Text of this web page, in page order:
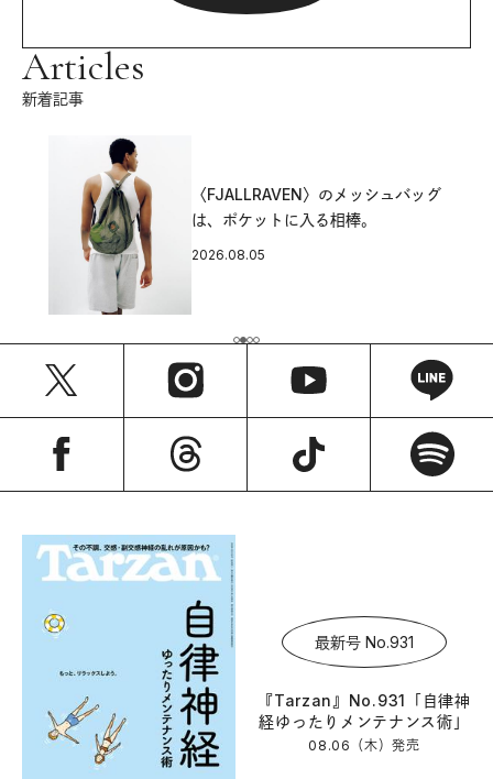
Articles
新着記事
〈FJALLRAVEN〉のメッシュバッグ
は、ポケットに入る相棒。
2026.08.05
最新号 No.931
『Tarzan』No.931「自律神
経ゆったりメンテナンス術」
08.06（木）発売